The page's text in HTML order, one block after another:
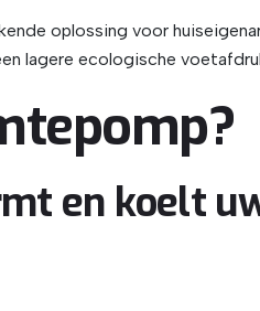
oplossing voor
lagere ecologische
en koelt